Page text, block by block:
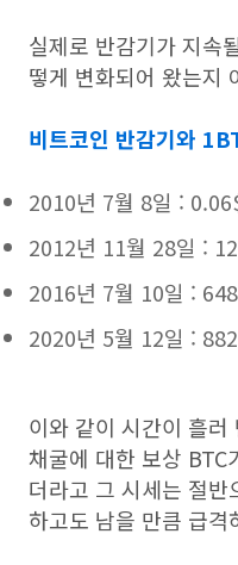
실제로 반감기가 지속
떻게 변화되어 왔는지
비트코인 반감기와
2010년 7월 8일 :
2012년 11월 28일 :
2016년 7월 10일 :
2020년 5월 12일 :
이와 같이 시간이 흘러
채굴에 대한 보상
더라고 그 시세는 절
하고도 남을 만큼 급